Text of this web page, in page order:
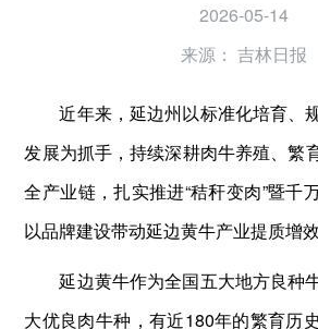
2026-05-14
来源： 吉林日报
近年来，延边州以标准化培育、
发展为抓手，持续深耕肉牛养殖、繁
全产业链，扎实推进“秸秆变肉”暨千
以品牌建设带动延边黄牛产业提质增
延边黄牛作为全国五大地方良种
大优良肉牛种，有近180年的繁育历